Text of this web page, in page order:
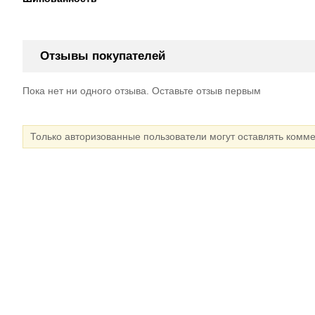
Отзывы покупателей
Пока нет ни одного отзыва. Оставьте отзыв первым
Только авторизованные пользователи могут оставлять